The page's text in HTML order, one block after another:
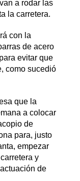
a rodar las
la carretera.
con la
de acero
evitar que
como sucedió
que la
a colocar
de
para, justo
empezar
y
de